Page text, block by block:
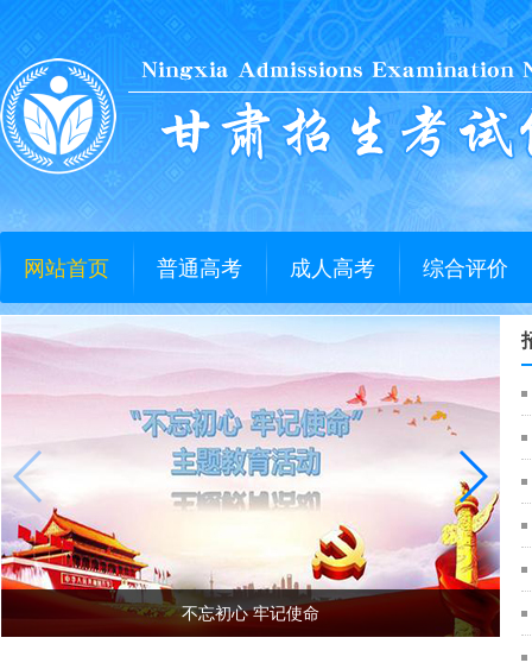
网站首页 普通高考 成人高考 综合评价
不忘初心 牢记使命